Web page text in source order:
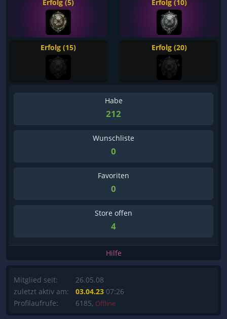
Erfolg (5) Erfolg (10)
Erfolg (15) Erfolg (20)
Habe
212
Wunschliste
0
Favoriten
0
Store offen
4
Hilfe
Mitglied seit:
zuletzt aktiv am:
Profilaufrufe:
26.05.08
03.04.23 07:26
6185, Offline